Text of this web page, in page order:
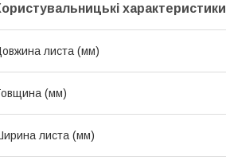
характеристики
листа (мм)
(мм)
листа (мм)